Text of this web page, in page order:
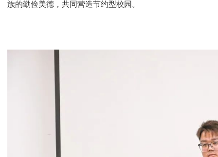
族的勤俭美德，共同营造节约型校园。